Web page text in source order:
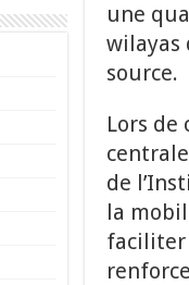
une
wilayas
source.
Lors
de
la
faciliter